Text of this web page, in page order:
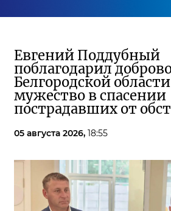
Евгений Поддубный
поблагодарил
Белгородской
мужество в спасении
пострадавших от
05 августа 2026, 18:55